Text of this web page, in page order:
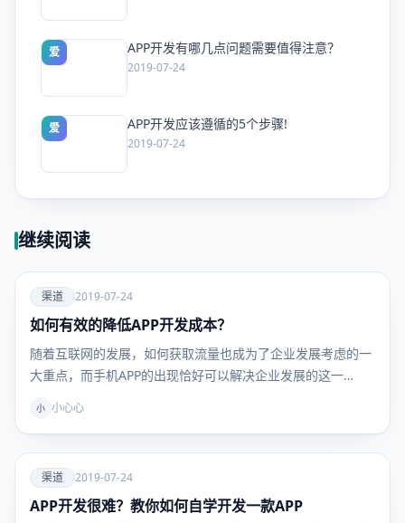
爱 APP开发有哪几点问题需要值得注意？
2019-07-24
爱 APP开发应该遵循的5个步骤!
2019-07-24
继续阅读
爱
渠道
渠道 2019-07-24
如何有效的降低APP开发成本？
随着互联网的发展，如何获取流量也成为了企业发展考虑的一
大重点，而手机APP的出现恰好可以解决企业发展的这一…
小 小心心
爱
渠道
渠道 2019-07-24
APP开发很难？教你如何自学开发一款APP